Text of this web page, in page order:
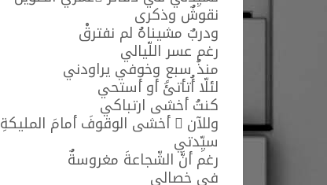
نقوشٌ وذكرى
ودربٌ مشيناهُ لم نفترقْ
رغم عسر اللّيالي
منذُ سبعٍ وخوفي يراودني
لئلّا أُتأتئَ أو أستحي
كنتُ أخشى ارتباكي
وللآن َ أخشى الوقوفَ أمامَ المليكةِ
سيِّدتي
رغم أنَّ الشّجاعةَ مغروسةٌ
في خصالي